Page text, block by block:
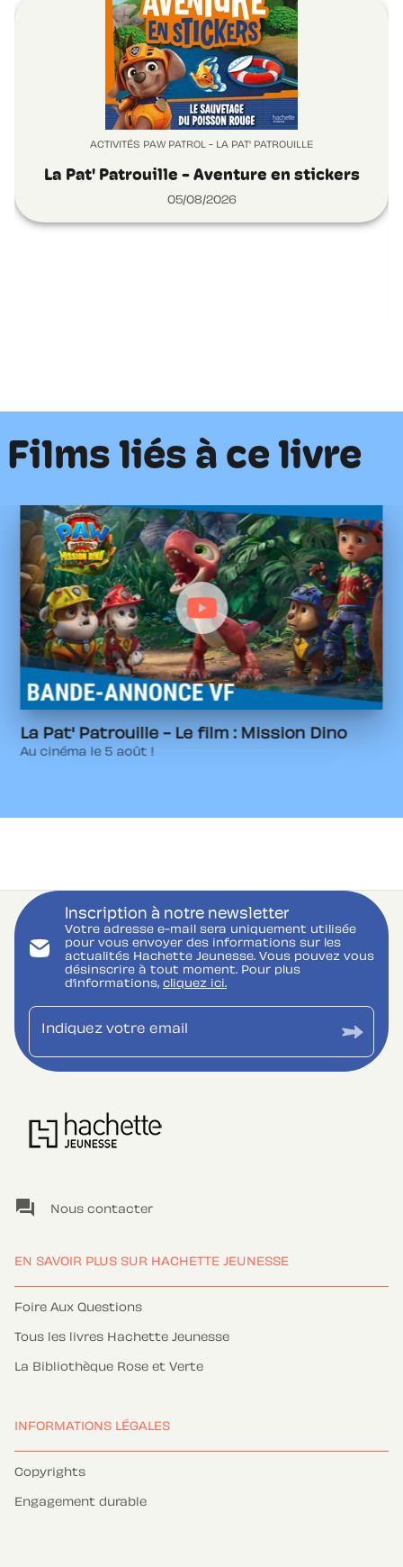
ACTIVITÉS PAW PATROL - LA PAT' PATROUILLE
La Pat' Patrouille - Aventure en stickers
05/08/2026
Films liés à ce livre
La Pat' Patrouille - Le film : Mission Dino
Au cinéma le 5 août !
Inscription à notre newsletter
Votre adresse e-mail sera uniquement utilisée
pour vous envoyer des informations sur les
actualités Hachette Jeunesse. Vous pouvez vous
désinscrire à tout moment. Pour plus
d’informations, cliquez ici.
Indiquez votre email
question_answer Nous contacter
EN SAVOIR PLUS SUR HACHETTE JEUNESSE
Foire Aux Questions
Tous les livres Hachette Jeunesse
La Bibliothèque Rose et Verte
INFORMATIONS LÉGALES
Copyrights
Engagement durable